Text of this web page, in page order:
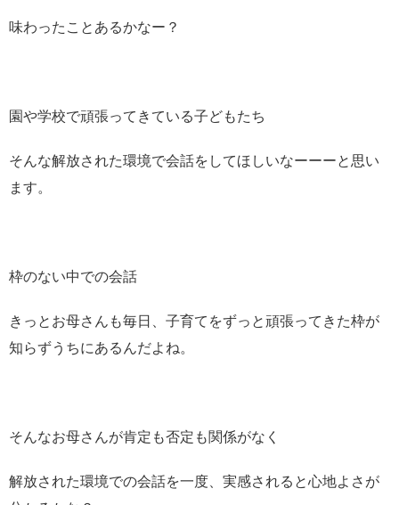
味わったことあるかなー？
園や学校で頑張ってきている子どもたち
そんな解放された環境で会話をしてほしいなーーーと思い
ます。
枠のない中での会話
きっとお母さんも毎日、子育てをずっと頑張ってきた枠が
知らずうちにあるんだよね。
そんなお母さんが肯定も否定も関係がなく
解放された環境での会話を一度、実感されると心地よさが